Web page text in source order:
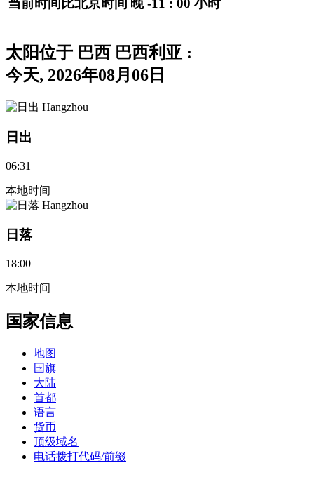
当前时间比北京时间 晚-11 : 00 小时
太阳位于 巴西 巴西利亚 :
今天, 2026年08月06日
日出
06:31
本地时间
日落
18:00
本地时间
国家信息
地图
国旗
大陆
首都
语言
货币
顶级域名
电话拨打代码/前缀